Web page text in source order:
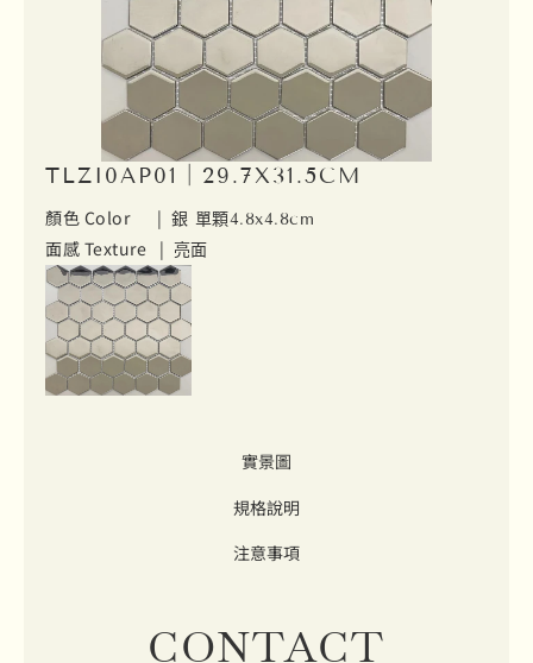
實景圖
規格說明
注意事項
TLZI0AP01｜29.7X31.5CM
顏色 Color | 銀 單顆4.8x4.8cm
面感 Texture | 亮面
CONTACT